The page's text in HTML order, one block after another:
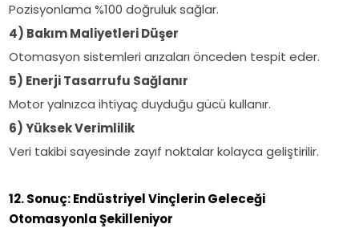
Pozisyonlama %100 doğruluk sağlar.
4) Bakım Maliyetleri Düşer
Otomasyon sistemleri arızaları önceden tespit eder.
5) Enerji Tasarrufu Sağlanır
Motor yalnızca ihtiyaç duyduğu gücü kullanır.
6) Yüksek Verimlilik
Veri takibi sayesinde zayıf noktalar kolayca geliştirilir.
12. Sonuç: Endüstriyel Vinçlerin Geleceği
Otomasyonla Şekilleniyor